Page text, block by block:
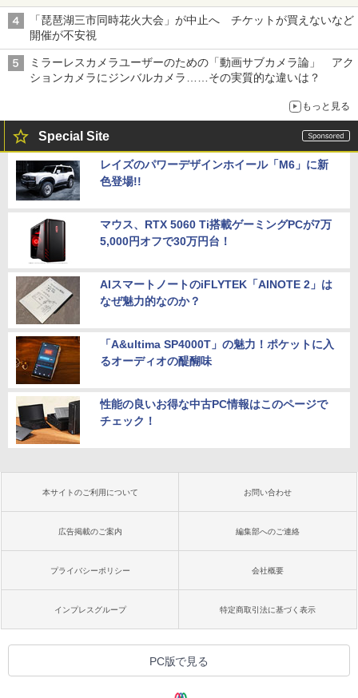
「琵琶湖三市同時花火大会」が中止へ チケットが買えないなど
開催が不安視
ミラーレスカメラユーザーのための「動画サブカメラ論」 アク
ションカメラにジンバルカメラ……その実質的な違いは？
もっと見る
Special Site
レイズのパワーデザインホイール「M6」に新
色登場!!
マウス、RTX 5060 Ti搭載ゲーミングPCが7万
5,000円オフで30万円台！
AIスマートノートのiFLYTEK「AINOTE 2」は
なぜ魅力的なのか？
「A&ultima SP4000T」の魅力！ポケットに入
るオーディオの醍醐味
性能の良いお得な中古PC情報はこのページで
チェック！
本サイトのご利用について お問い合わせ
広告掲載のご案内 編集部へのご連絡
プライバシーポリシー 会社概要
インプレスグループ 特定商取引法に基づく表示
PC版で見る